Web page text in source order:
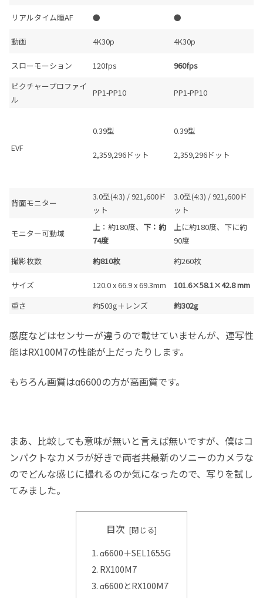
リアルタイム瞳AF ● ●
動画 4K30p 4K30p
スローモーション 120fps
960fps
ピクチャープロファイ
ル
PP1-PP10 PP1-PP10
EVF
0.39型
2,359,296ドット
0.39型
2,359,296ドット
背面モニター
3.0型(4:3) / 921,600ド
ット
3.0型(4:3) / 921,600ド
ット
モニター可動域
上：約180度、 下：約
74度
上に約180度、下に約
90度
撮影枚数
約810枚 約260枚
サイズ 120.0 x 66.9 x 69.3mm
101.6×58.1×42.8 mm
重さ
約503g＋レンズ 約302g
感度などはセンサーが違うので載せていませんが、連写性
能はRX100M7の性能が上だったりします。
もちろん画質はα6600の方が高画質です。
まあ、比較しても意味が無いと言えば無いですが、僕はコ
ンパクトなカメラが好きで両者共最新のソニーのカメラな
のでどんな感じに撮れるのか気になったので、写りを試し
てみました。
目次
α6600＋SEL1655G
RX100M7
α6600とRX100M7